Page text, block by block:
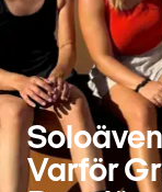
Varför